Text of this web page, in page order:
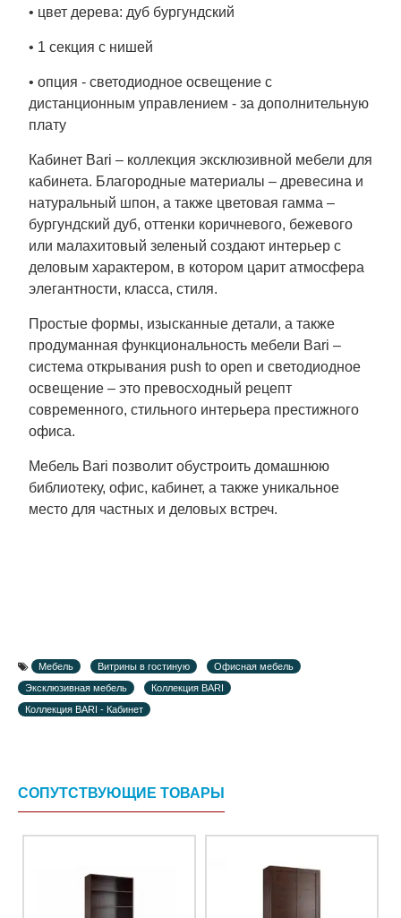
• цвет дерева: дуб бургундский
• 1 секция с нишей
• опция - светодиодное освещение с
дистанционным управлением - за дополнительную
плату
Кабинет Bari – коллекция эксклюзивной мебели для
кабинета. Благородные материалы – древесина и
натуральный шпон, а также цветовая гамма –
бургундский дуб, оттенки коричневого, бежевого
или малахитовый зеленый создают интерьер с
деловым характером, в котором царит атмосфера
элегантности, класса, стиля.
Простые формы, изысканные детали, а также
продуманная функциональность мебели Bari –
система открывания push to open и светодиодное
освещение – это превосходный рецепт
современного, стильного интерьера престижного
офиса.
Мебель Bari позволит обустроить домашнюю
библиотеку, офис, кабинет, а также уникальное
место для частных и деловых встреч.
Мебель Витрины в гостиную
Офисная мебель
Эксклюзивная мебель
Коллекция BARI
Коллекция BARI - Кабинет
СОПУТСТВУЮЩИЕ ТОВАРЫ